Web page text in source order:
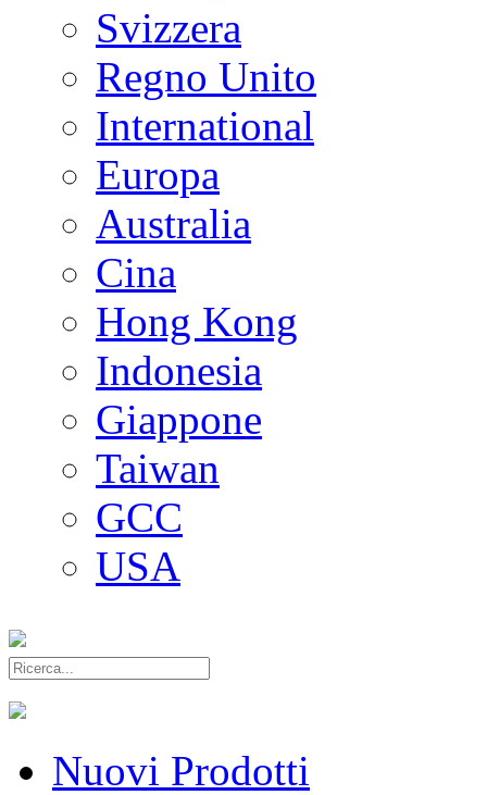
Svizzera
Regno Unito
International
Europa
Australia
Cina
Hong Kong
Indonesia
Giappone
Taiwan
GCC
USA
Nuovi Prodotti